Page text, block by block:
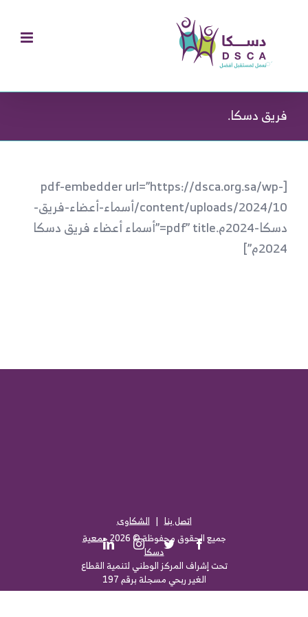
content
فريق دسكا.
[pdf-embedder url=”https://dsca.org.sa/wp-
content/uploads/2024/10/أسماء-أعضاء-فريق-
دسكا-2024م.pdf” title=”أسماء أعضاء فريق دسكا
2024م”]
اتصل بنا|الشكاوى
جميع الحقوق محفوظة ©2026جمعية
دسكا
تحت إشراف المركز الوطني لتنمية القطاع
الغير ربحي مسجلة برقم 197
Facebook
Twitter
Instagram
LinkedIn